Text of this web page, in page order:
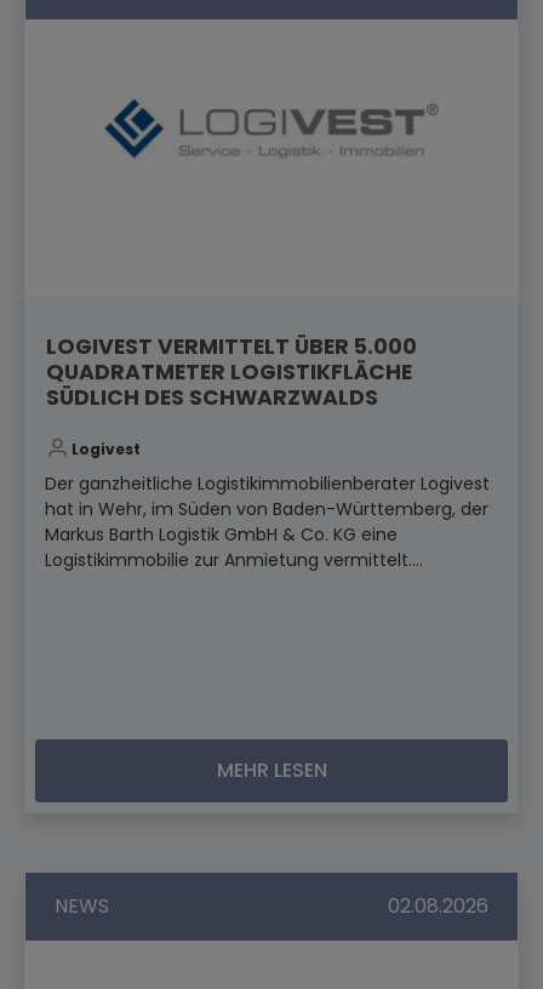
LOGIVEST VERMITTELT ÜBER 5.000
QUADRATMETER LOGISTIKFLÄCHE
SÜDLICH DES SCHWARZWALDS
Logivest
Der ganzheitliche Logistikimmobilienberater Logivest
hat in Wehr, im Süden von Baden-Württemberg, der
Markus Barth Logistik GmbH & Co. KG eine
Logistikimmobilie zur Anmietung vermittelt....
MEHR LESEN
NEWS 02.08.2026